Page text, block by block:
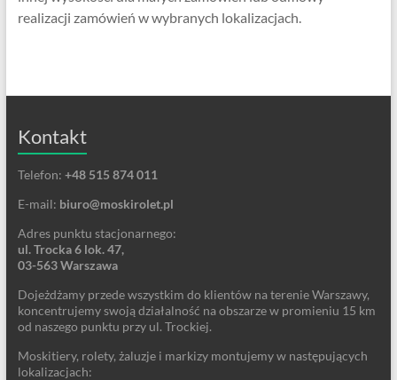
realizacji zamówień w wybranych lokalizacjach.
Kontakt
Telefon: +48 515 874 011
E-mail: biuro@moskirolet.pl
Adres punktu stacjonarnego:
ul. Trocka 6 lok. 47,
03-563 Warszawa
Dojeżdżamy przede wszystkim do klientów na terenie Warszawy,
koncentrujemy swoją działalność na obszarze w promieniu 15 km
od naszego punktu przy ul. Trockiej.
Moskitiery, rolety, żaluzje i markizy montujemy w następujących
lokalizacjach: